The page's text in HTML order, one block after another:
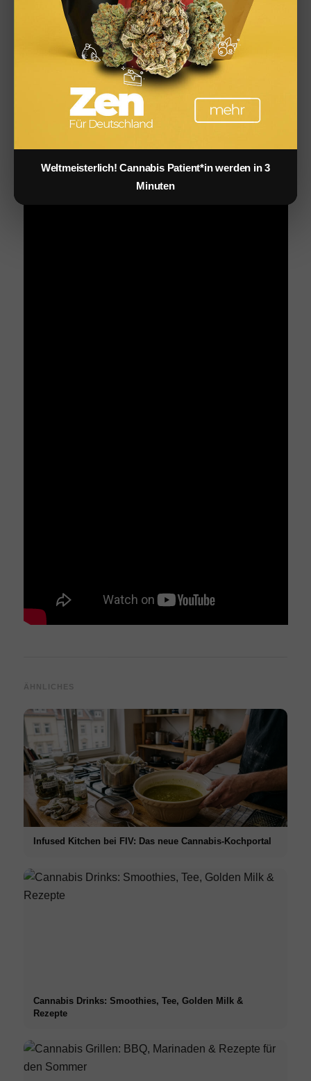
mit seinen Schauspielkünsten überzeugt.
ÄHNLICHES
Infused Kitchen bei FIV: Das neue Cannabis-Kochportal
Cannabis Drinks: Smoothies, Tee, Golden Milk &
Rezepte
Weltmeisterlich! Cannabis Patient*in werden in 3
Minuten